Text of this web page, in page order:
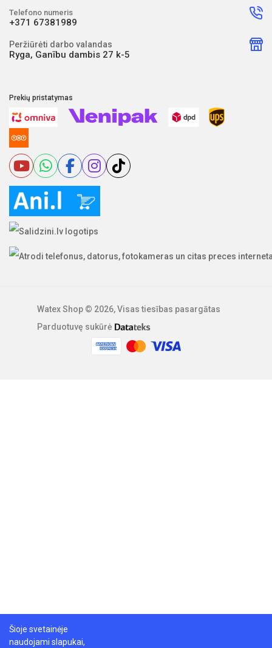
Telefono numeris
+371 67381989
Peržiūrėti darbo valandas
Ryga, Ganību dambis 27 k-5
Prekių pristatymas
Watex Shop © 2026, Visas tiesības pasargātas
Parduotuvę sukūrė
Šioje svetainėje
naudojami slapukai,